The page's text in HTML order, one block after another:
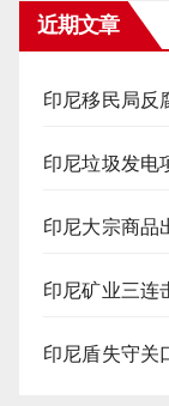
近期文章
印尼移民局反
印尼垃圾发电
印尼大宗商品
印尼矿业三连
印尼盾失守关